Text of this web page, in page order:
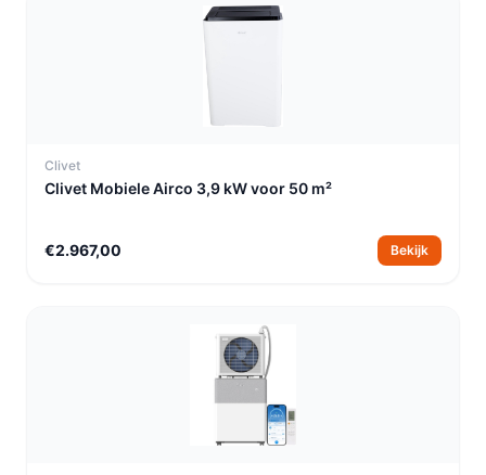
Clivet
Clivet Mobiele Airco 3,9 kW voor 50 m²
€2.967,00 Bekijk